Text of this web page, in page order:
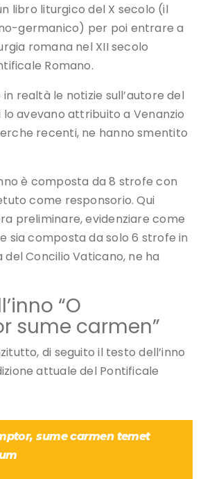
libro liturgico del X secolo (il
germanico) per poi entrare a
romana nel XII secolo
Romano.
realtà le notizie sull’autore del
lo avevano attribuito a Venanzio
recenti, ne hanno smentito
è composta da 8 strofe con
come responsorio. Qui
preliminare, evidenziare come
sia composta da solo 6 strofe in
Concilio Vaticano, ne ha
“O
sume carmen”
di seguito il testo dell’inno
attuale del Pontificale
sume carmen temet